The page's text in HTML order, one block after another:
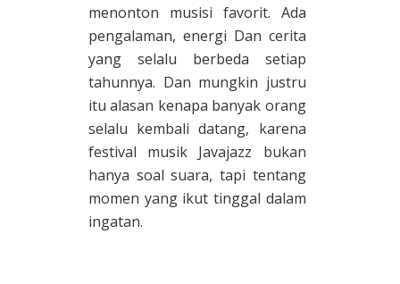
menonton musisi favorit. Ada
pengalaman, energi Dan cerita
yang selalu berbeda setiap
tahunnya. Dan mungkin justru
itu alasan kenapa banyak orang
selalu kembali datang, karena
festival musik Javajazz bukan
hanya soal suara, tapi tentang
momen yang ikut tinggal dalam
ingatan.